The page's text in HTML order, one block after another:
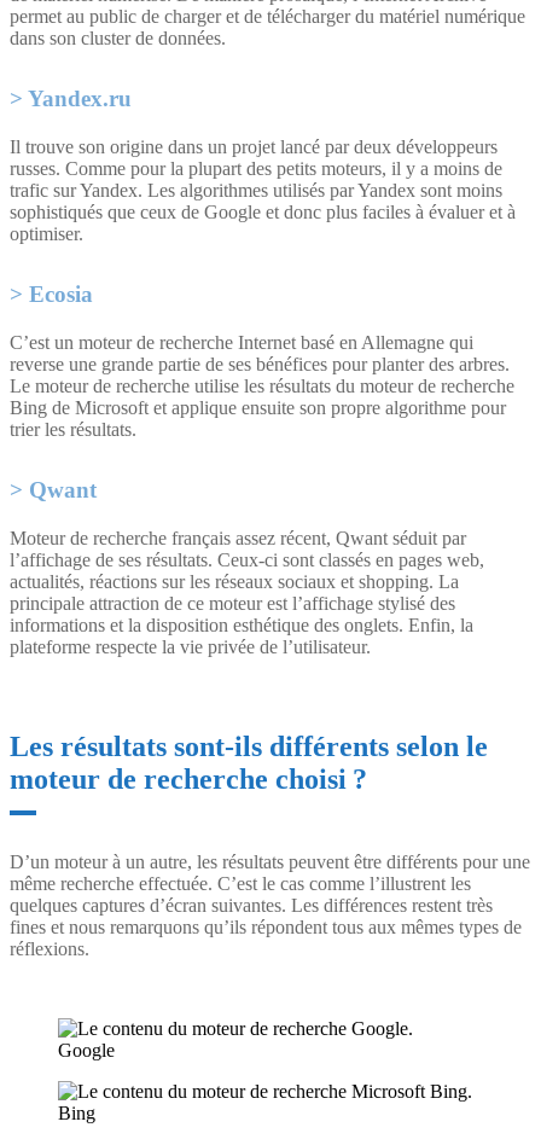
permet au public de charger et de télécharger du matériel numérique
dans son cluster de données.
Yandex.ru
Il trouve son origine dans un projet lancé par deux développeurs
russes. Comme pour la plupart des petits moteurs, il y a moins de
trafic sur Yandex. Les algorithmes utilisés par Yandex sont moins
sophistiqués que ceux de Google et donc plus faciles à évaluer et à
optimiser.
Ecosia
C’est un moteur de recherche Internet basé en Allemagne qui
reverse une grande partie de ses bénéfices pour planter des arbres.
Le moteur de recherche utilise les résultats du moteur de recherche
Bing de Microsoft et applique ensuite son propre algorithme pour
trier les résultats.
Qwant
Moteur de recherche français assez récent, Qwant séduit par
l’affichage de ses résultats. Ceux-ci sont classés en pages web,
actualités, réactions sur les réseaux sociaux et shopping. La
principale attraction de ce moteur est l’affichage stylisé des
informations et la disposition esthétique des onglets. Enfin, la
plateforme respecte la vie privée de l’utilisateur.
Les résultats sont-ils différents selon le
moteur de recherche choisi ?
D’un moteur à un autre, les résultats peuvent être différents pour une
même recherche effectuée. C’est le cas comme l’illustrent les
quelques captures d’écran suivantes. Les différences restent très
fines et nous remarquons qu’ils répondent tous aux mêmes types de
réflexions.
Google
Bing